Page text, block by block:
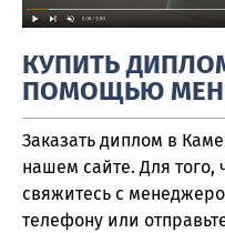
КУПИТЬ
ПОМОЩЬЮ
Заказать диплом в
нашем сайте. Для того,
свяжитесь с
телефону или